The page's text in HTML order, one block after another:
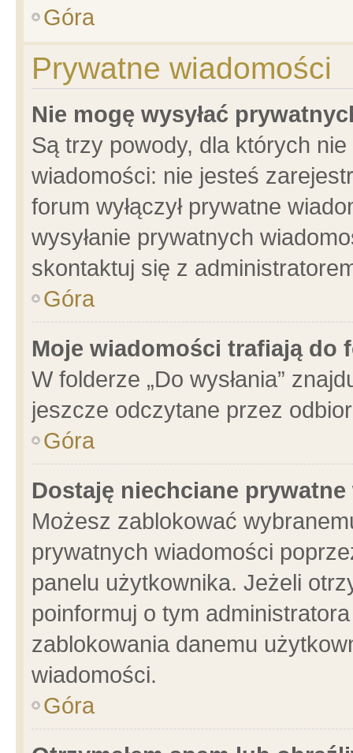
Góra
Prywatne wiadomości
Nie mogę wysyłać
Są trzy powody, dla których
wiadomości: nie jesteś
forum wyłączył prywatne
wysyłanie prywatnych
skontaktuj się z
Góra
Moje wiadomości trafiają do
W folderze „Do wysłania”
jeszcze odczytane przez
Góra
Dostaję niechciane
Możesz zablokować
prywatnych wiadomości
panelu użytkownika. Jeżeli
poinformuj o tym
zablokowania danemu
wiadomości.
Góra